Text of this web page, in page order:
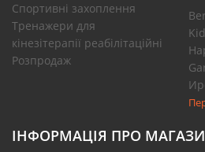
Спортивні захоплення
Тренажери для
кінезітерапії реабілітаційні
Розпродаж
ІНФОРМАЦІЯ ПРО